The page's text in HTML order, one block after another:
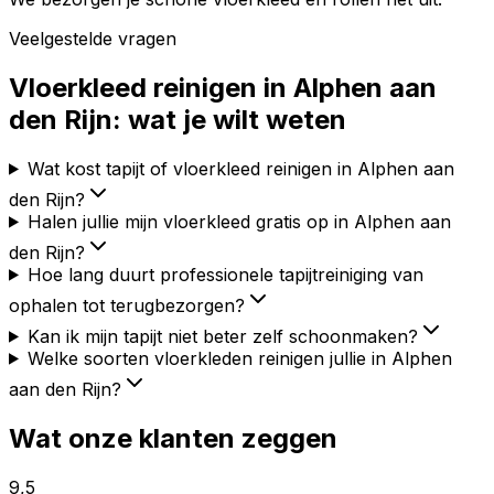
Veelgestelde vragen
Vloerkleed reinigen in Alphen aan
den Rijn: wat je wilt weten
Wat kost tapijt of vloerkleed reinigen in Alphen aan
den Rijn?
Halen jullie mijn vloerkleed gratis op in Alphen aan
den Rijn?
Hoe lang duurt professionele tapijtreiniging van
ophalen tot terugbezorgen?
Kan ik mijn tapijt niet beter zelf schoonmaken?
Welke soorten vloerkleden reinigen jullie in Alphen
aan den Rijn?
Wat onze klanten zeggen
9,5